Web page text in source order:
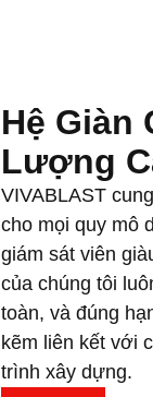
Hệ Giàn
Lượng
VIVABLAST
cho mọi quy mô
giám sát viên
của chúng tôi
toàn, và đúng
kẽm liên kết với
trình xây dựng.